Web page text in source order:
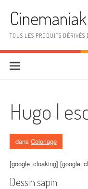
Cinemaniak
TOUS LES PRODUITS DÉRIVÉS
Hugo l
dans Coloriage
[google_cloaking]
Dessin sapin